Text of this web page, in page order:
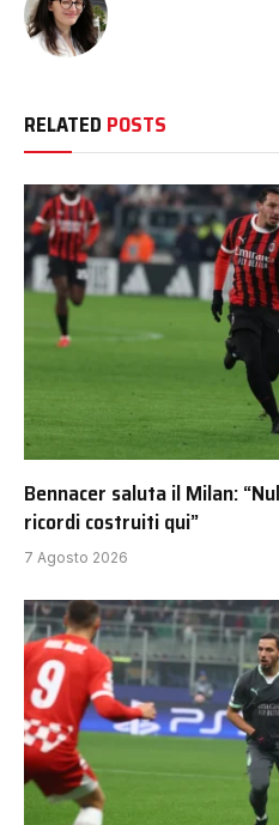
RELATED POSTS
Bennacer saluta il Milan:
ricordi costruiti qui”
7 Agosto 2026